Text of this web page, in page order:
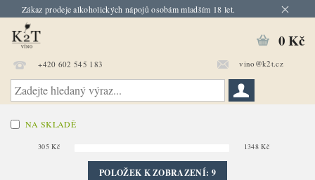
Zákaz prodeje alkoholických nápojů osobám mladším 18 let.
+420 602 545 183 vino@k2t.cz
0 Kč
NA SKLADĚ
305 Kč 1348 Kč
POLOŽEK K ZOBRAZENÍ: 9